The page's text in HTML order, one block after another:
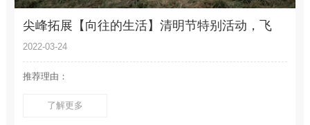
尖峰拓展【向往的生活】清明节特别活动，飞
盘、遛娃烧烤派对欢快一日游
2022-03-24
推荐理由：
了解更多